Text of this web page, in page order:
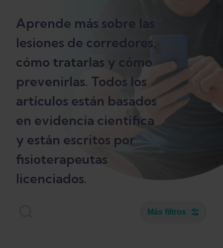
Aprende más sobre las
lesiones de corredores,
cómo tratarlas y cómo
prevenirlas. Todos los
artículos están basados
en evidencia científica
y están escritos por
fisioterapeutas
licenciados.
Más filtros